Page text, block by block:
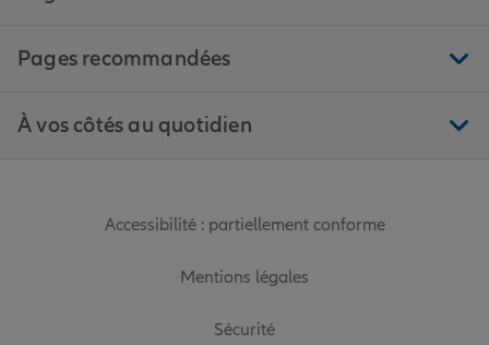
Pages recommandées
À vos côtés au quotidien
Accessibilité : partiellement conforme
Mentions légales
Sécurité